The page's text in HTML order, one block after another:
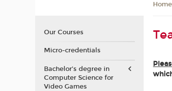
Home
Our Courses
Micro-credentials
Bachelor’s degree in
Computer Science for
Video Games